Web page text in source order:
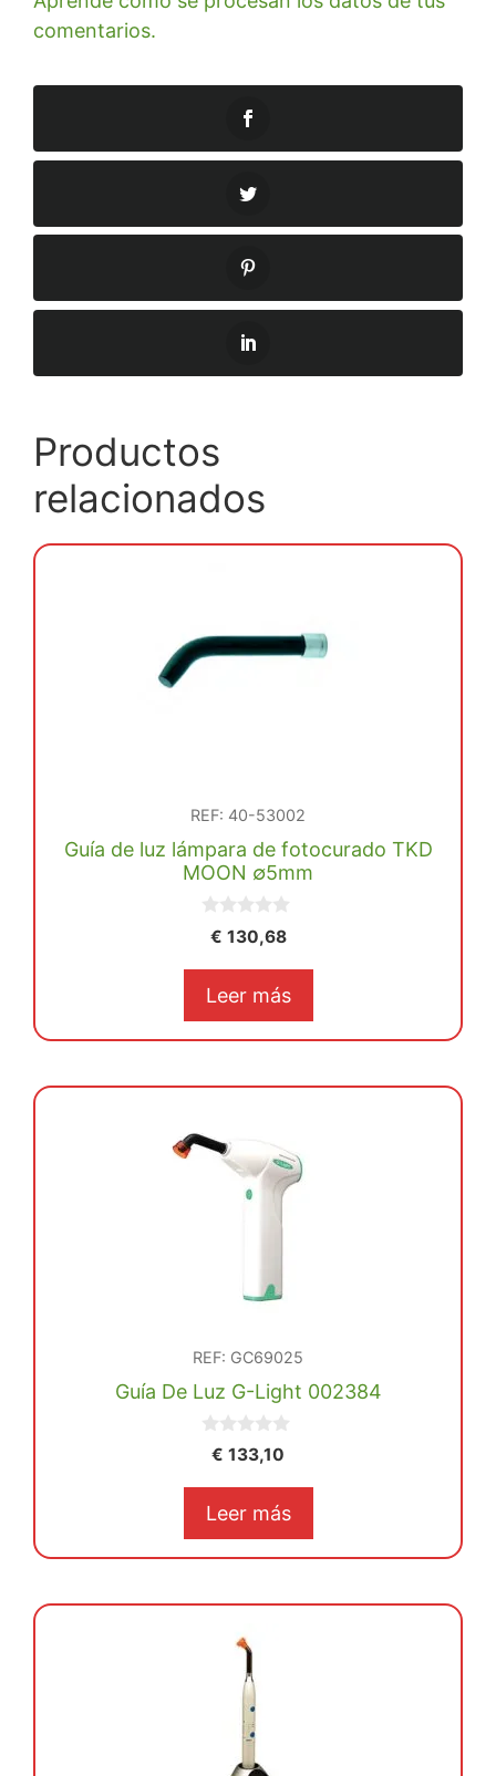
comentarios.
Productos
relacionados
REF: 40-53002
Guía de luz lámpara de fotocurado TKD
MOON ∅5mm
€ 130,68
Leer más
REF: GC69025
Guía De Luz G-Light 002384
€ 133,10
Leer más